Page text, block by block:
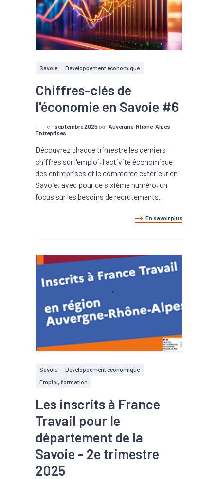
Savoie Développement économique
Chiffres-clés de
l'économie en Savoie #6
en septembre 2025 par Auvergne-Rhône-Alpes
Entreprises
Découvrez chaque trimestre les derniers
chiffres sur l'emploi, l'activité économique
des entreprises et le commerce extérieur en
Savoie, avec pour ce sixième numéro, un
focus sur les besoins de recrutements.
En savoir plus
Savoie
Développement économique
Emploi, formation
Les inscrits à France
Travail pour le
département de la
Savoie - 2e trimestre
2025